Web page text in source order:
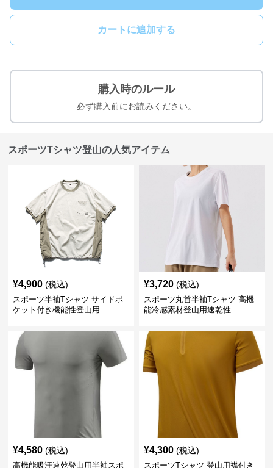
カートに追加する
購入時のルール
必ず購入前にお読みください。
スポーツTシャツ登山の人気アイテム
¥4,900 (税込)
スポーツ半袖Tシャツ サイドポ
ケット付き機能性登山用
¥3,720 (税込)
スポーツ丸首半袖Tシャツ 高機
能冷感素材登山用速乾性
¥4,580 (税込)
高機能吸汗速乾登山用半袖スポ
¥4,300 (税込)
スポーツTシャツ 登山用襟付き